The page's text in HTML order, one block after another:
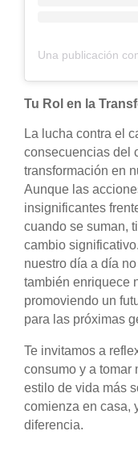
Tu Rol en la
La lucha contra el
consecuencias del
transformación en
Aunque las
insignificantes
cuando se suman,
cambio
nuestro día a día
también enriquece
promoviendo un
para las próximas
Te invitamos a
consumo y a tomar
estilo de vida más
comienza en casa,
diferencia.